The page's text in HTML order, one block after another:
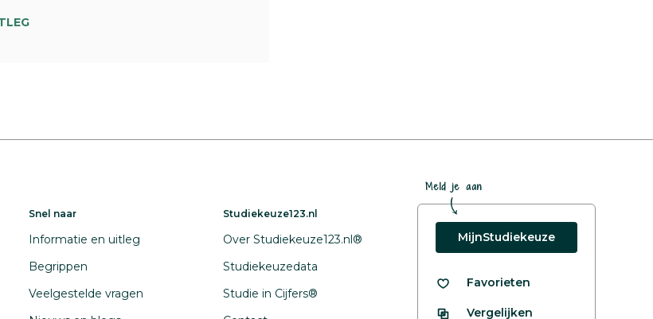
Snel naar
Informatie en uitleg
Begrippen
Veelgestelde vragen
Studiekeuze123.nl
Over Studiekeuze123.nl®
Studiekeuzedata
Studie in Cijfers®
Meld je aan
MijnStudiekeuze
Favorieten
Vergelijken